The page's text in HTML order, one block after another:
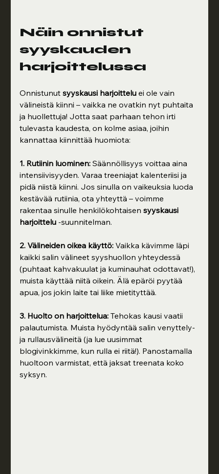
Näin onnistut
syyskauden
harjoittelussa
Onnistunut syyskausi harjoittelu ei ole vain
välineistä kiinni – vaikka ne ovatkin nyt puhtaita
ja huollettuja! Jotta saat parhaan tehon irti
tulevasta kaudesta, on kolme asiaa, joihin
kannattaa kiinnittää huomiota:
1. Rutiinin luominen: Säännöllisyys voittaa aina
intensiivisyyden. Varaa treeniajat kalenteriisi ja
pidä niistä kiinni. Jos sinulla on vaikeuksia luoda
kestävää rutiinia, ota yhteyttä – voimme
rakentaa sinulle henkilökohtaisen syyskausi
harjoittelu -suunnitelman.
2. Välineiden oikea käyttö: Vaikka kävimme läpi
kaikki salin välineet syyshuollon yhteydessä
(puhtaat kahvakuulat ja kuminauhat odottavat!),
muista käyttää niitä oikein. Älä epäröi pyytää
apua, jos jokin laite tai liike mietityttää.
3. Huolto on harjoittelua: Tehokas kausi vaatii
palautumista. Muista hyödyntää salin venyttely-
ja rullausvälineitä (ja lue uusimmat
blogivinkkimme, kun rulla ei riitä!). Panostamalla
huoltoon varmistat, että jaksat treenata koko
syksyn.